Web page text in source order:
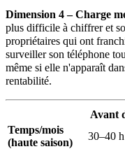
Dimension 4 – Charge
plus difficile à chiffrer et
propriétaires qui ont
surveiller son téléphone
même si elle n'apparaît
rentabilité.
Avant
Temps/mois
(haute saison)
30–40 h